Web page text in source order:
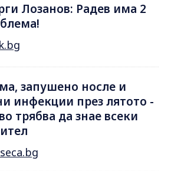
Лозанов: Радев има 2
запушено носле и
инфекции през лятотo -
трябва да знае всеки